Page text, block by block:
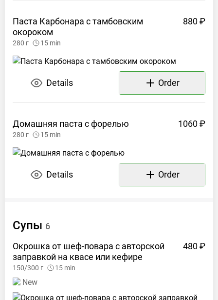
Паста Карбонара с тамбовским
окороком
880 ₽
280 г 15 min
Details Order
Домашняя паста сфорелью 1060 ₽
280 г 15 min
Details Order
Супы 6
Окрошка от шеф-повара с авторской
заправкой на квасе или кефире
480 ₽
150/300 г 15 min
New